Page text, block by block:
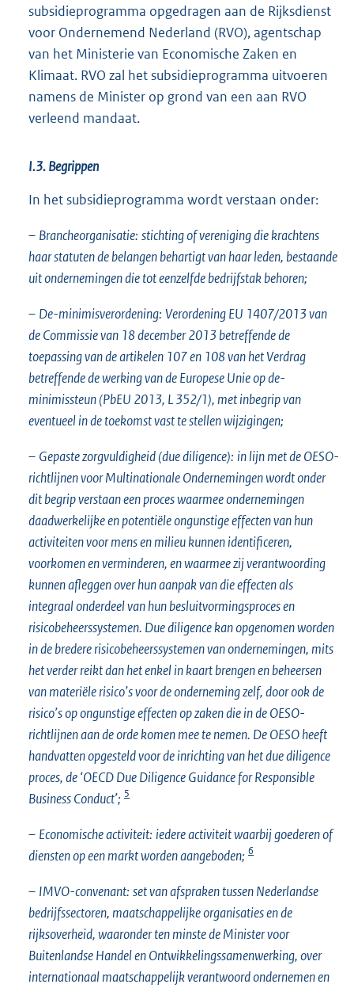
subsidieprogramma opgedragen aan de Rijksdienst
voor Ondernemend Nederland (RVO), agentschap
van het Ministerie van Economische Zaken en
Klimaat. RVO zal het subsidieprogramma uitvoeren
namens de Minister op grond van een aan RVO
verleend mandaat.
I.3. Begrippen
In het subsidieprogramma wordt verstaan onder:
– Brancheorganisatie: stichting of vereniging die krachtens
haar statuten de belangen behartigt van haar leden, bestaande
uit ondernemingen die tot eenzelfde bedrijfstak behoren;
– De-minimisverordening: Verordening EU 1407/2013 van
de Commissie van 18 december 2013 betreffende de
toepassing van de artikelen 107 en 108 van het Verdrag
betreffende de werking van de Europese Unie op de-
minimissteun (PbEU 2013, L 352/1), met inbegrip van
eventueel in de toekomst vast te stellen wijzigingen;
– Gepaste zorgvuldigheid (due diligence): in lijn met de OESO-
richtlijnen voor Multinationale Ondernemingen wordt onder
dit begrip verstaan een proces waarmee ondernemingen
daadwerkelijke en potentiële ongunstige effecten van hun
activiteiten voor mens en milieu kunnen identificeren,
voorkomen en verminderen, en waarmee zij verantwoording
kunnen afleggen over hun aanpak van die effecten als
integraal onderdeel van hun besluitvormingsproces en
risicobeheerssystemen. Due diligence kan opgenomen worden
in de bredere risicobeheerssystemen van ondernemingen, mits
het verder reikt dan het enkel in kaart brengen en beheersen
van materiële risico’s voor de onderneming zelf, door ook de
risico’s op ongunstige effecten op zaken die in de OESO-
richtlijnen aan de orde komen mee te nemen. De OESO heeft
handvatten opgesteld voor de inrichting van het due diligence
proces, de ‘OECD Due Diligence Guidance for Responsible
Business Conduct’; 5
– Economische activiteit: iedere activiteit waarbij goederen of
diensten op een markt worden aangeboden; 6
– IMVO-convenant: set van afspraken tussen Nederlandse
bedrijfssectoren, maatschappelijke organisaties en de
rijksoverheid, waaronder ten minste de Minister voor
Buitenlandse Handel en Ontwikkelingssamenwerking, over
internationaal maatschappelijk verantwoord ondernemen en